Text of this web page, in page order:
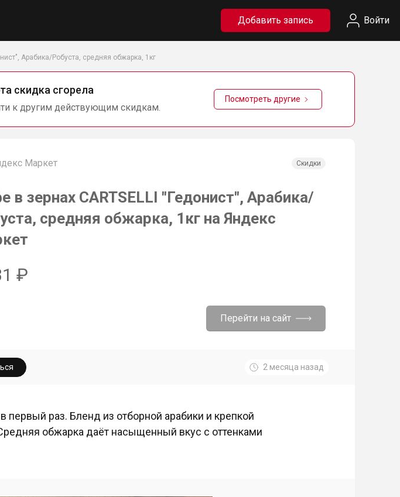
Добавить запись Войти
Арабика/Робуста, средняя обжарка, 1кг
скидка сгорела
к другим действующим скидкам.
Посмотреть другие
Маркет Скидки
в зернах CARTSELLI "Гедонист", Арабика/
средняя обжарка, 1кг на Яндекс
₽
Перейти на сайт
2 месяца назад
первый раз. Бленд из отборной арабики и крепкой
обжарка даёт насыщенный вкус с оттенками